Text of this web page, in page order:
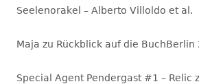
Seelenorakel – Alberto Villoldo et al.
Maja zu Rückblick auf die BuchBerlin
Special Agent Pendergast #1 – Relic